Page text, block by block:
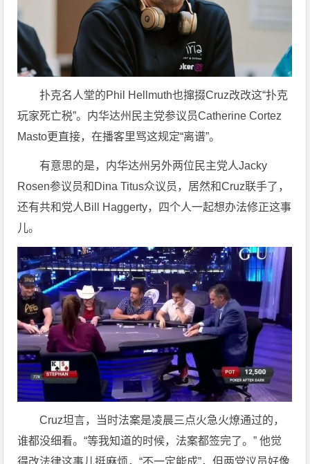
扑克名人堂的Phil Hellmuth也撺掇Cruz改改这“扑克
玩家死亡税”。内华达州民主党参议员Catherine Cortez
Masto更直接，在播客里骂这规定“离谱”。
有意思的是，内华达州另外两位民主党人Jacky
Rosen参议员和Dina Titus众议员，居然和Cruz联手了，
还有共和党人Bill Haggerty，四个人一起想办法修正这事
儿。
Cruz坦言，当时法案是凌晨三点火急火燎通过的，
谁都没细看。“等我知道的时候，法案都签完了。” 他觉
得改法律这事儿挺麻烦，“不一定能成”，但两党议员好像